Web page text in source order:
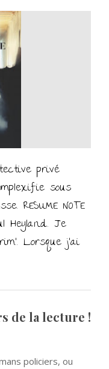
privé
sous
RESUME NOTE
Heyland. Je
Lorsque j’ai
de la lecture !
policiers, ou